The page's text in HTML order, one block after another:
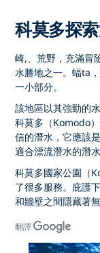
科莫多探
崎,、荒野，充滿冒
水勝地之一。蝠ta
一小部分。
該地區以其強勁的
科莫多（Komodo
信的潛水，它應該
適合漂流潛水的潛水
科莫多國家公園（
了很多服務。庇護
和牆壁之間隱藏著無
翻譯